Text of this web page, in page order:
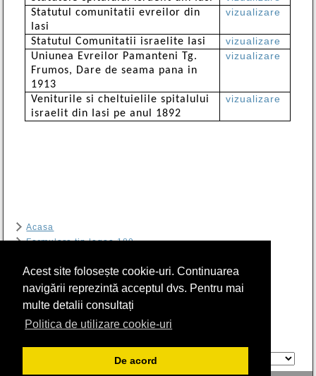
Acest site folosește cookie-uri. Continuarea
navigării reprezintă acceptul dvs. Pentru mai
multe detalii consultați
Politica de utilizare cookie-uri
De acord
Statutul comunitatii evreilor din
Iasi
vizualizare
Statutul Comunitatii israelite Iasi
vizualizare
Uniunea Evreilor Pamanteni Tg.
Frumos, Dare de seama pana in
1913
vizualizare
Veniturile si cheltuielile spitalului
israelit din Iasi pe anul 1892
vizualizare
Acasa
Formulare tip legea 189
Arhiva
RIER
Program sală de lectură Biblioteca CSIER-WF